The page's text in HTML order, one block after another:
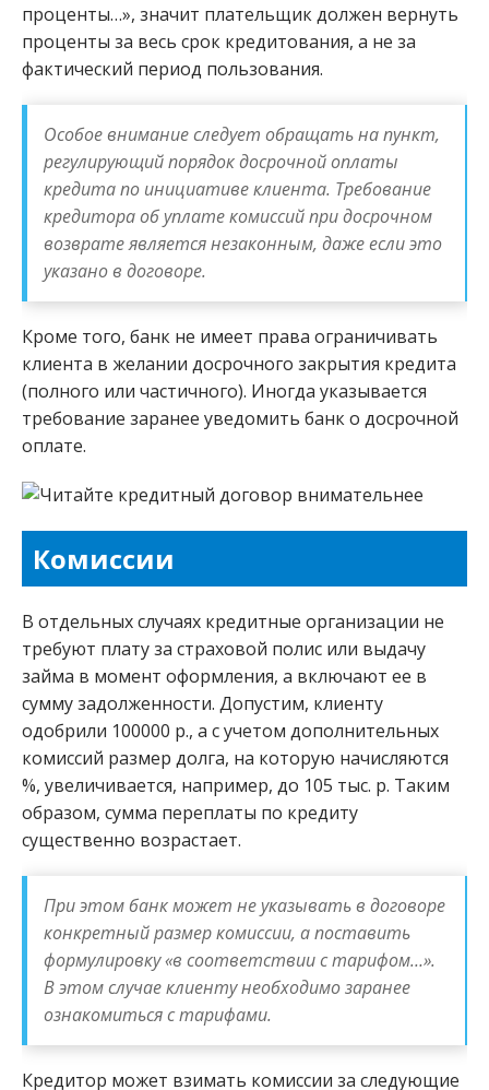
проценты…», значит плательщик должен вернуть
проценты за весь срок кредитования, а не за
фактический период пользования.
Особое внимание следует обращать на пункт,
регулирующий порядок досрочной оплаты
кредита по инициативе клиента. Требование
кредитора об уплате комиссий при досрочном
возврате является незаконным, даже если это
указано в договоре.
Кроме того, банк не имеет права ограничивать
клиента в желании досрочного закрытия кредита
(полного или частичного). Иногда указывается
требование заранее уведомить банк о досрочной
оплате.
Комиссии
В отдельных случаях кредитные организации не
требуют плату за страховой полис или выдачу
займа в момент оформления, а включают ее в
сумму задолженности. Допустим, клиенту
одобрили 100000 р., а с учетом дополнительных
комиссий размер долга, на которую начисляются
%, увеличивается, например, до 105 тыс. р. Таким
образом, сумма переплаты по кредиту
существенно возрастает.
При этом банк может не указывать в договоре
конкретный размер комиссии, а поставить
формулировку «в соответствии с тарифом…».
В этом случае клиенту необходимо заранее
ознакомиться с тарифами.
Кредитор может взимать комиссии за следующие